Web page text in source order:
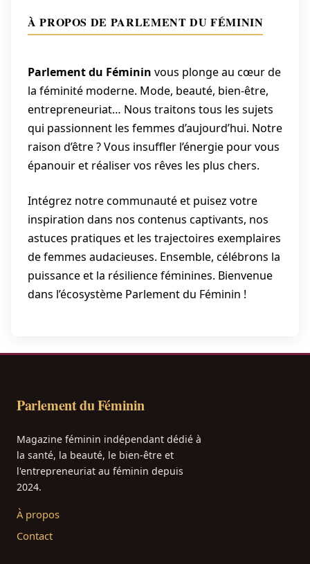
À PROPOS DE PARLEMENT DU FÉMININ
Parlement du Féminin vous plonge au cœur de
la féminité moderne. Mode, beauté, bien-être,
entrepreneuriat… Nous traitons tous les sujets
qui passionnent les femmes d’aujourd’hui. Notre
raison d’être ? Vous insuffler l’énergie pour vous
épanouir et réaliser vos rêves les plus chers.
Intégrez notre communauté et puisez votre
inspiration dans nos contenus captivants, nos
astuces pratiques et les trajectoires exemplaires
de femmes audacieuses. Ensemble, célébrons la
puissance et la résilience féminines. Bienvenue
dans l’écosystème Parlement du Féminin !
Parlement du Féminin
Magazine féminin indépendant dédié à
la santé, la beauté, le bien-être et
l'entrepreneuriat au féminin depuis
2024.
À propos
Contact